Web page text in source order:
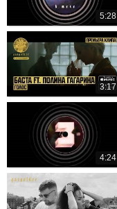
5:28
3:17
4:24